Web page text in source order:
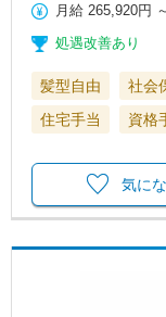
月給 265,920円 ～
処遇改善あり
髪型自由 社会
住宅手当
資格
気に